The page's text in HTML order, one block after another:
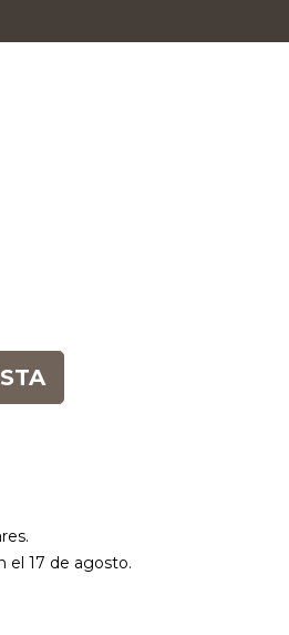
el 17 de agosto.